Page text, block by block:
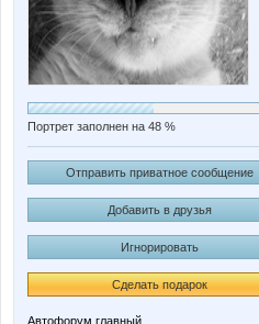
Портрет заполнен на 48 %
Отправить приватное сообщение
Добавить в друзья
Игнорировать
Сделать подарок
Автофорум главный